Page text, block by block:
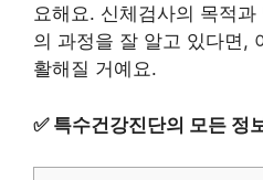
요해요. 신체검사의 목적
의 과정을 잘 알고 있다면,
활해질 거예요.
✅ 특수건강진단의 모든 정